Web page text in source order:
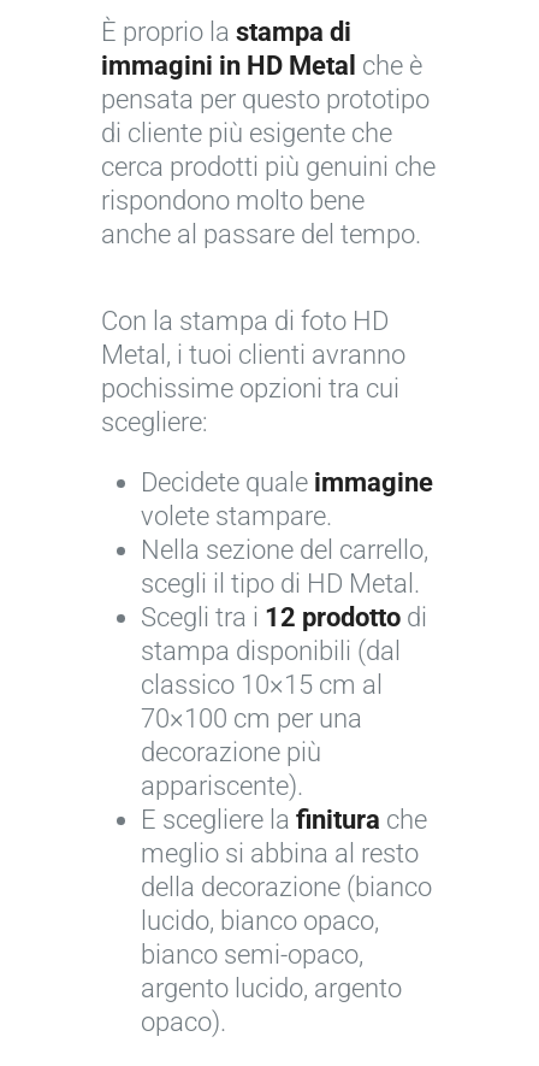
i
o
n
e
d
i
F
o
r
i
l
o
r
©
J
o
s
é
C
r
u
z
È proprio la stampa di
immagini in HD Metal che è
pensata per questo prototipo
di cliente più esigente che
cerca prodotti più genuini che
rispondono molto bene
anche al passare del tempo.
m
m
a
n
e
p
e
r
g
e
n
t
i
l
e
c
o
n
c
Con la stampa di foto HD
Metal, i tuoi clienti avranno
pochissime opzioni tra cui
scegliere:
Decidete quale immagine
volete stampare.
Nella sezione del carrello,
scegli il tipo di HD Metal.
Scegli tra i 12 prodotto di
stampa disponibili (dal
classico 10×15 cm al
70×100 cm per una
decorazione più
appariscente).
E scegliere la finitura che
meglio si abbina al resto
della decorazione (bianco
lucido, bianco opaco,
bianco semi-opaco,
argento lucido, argento
opaco).